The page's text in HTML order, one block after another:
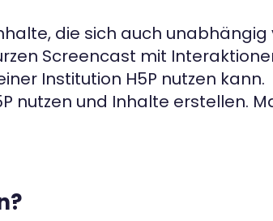
die sich auch
Screencast mit
Institution H5P nutzen kann.
nutzen und Inhalte erstellen.